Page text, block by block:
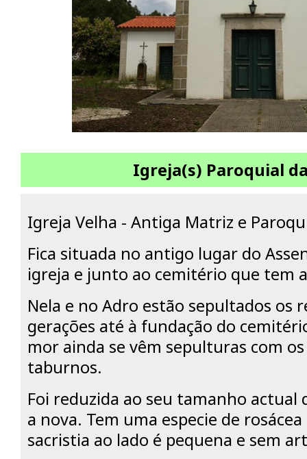
Igreja(s) Paroquial
Igreja Velha - Antiga Matriz e
Fica situada no antigo lugar do
igreja e junto ao cemitério que tem
Nela e no Adro estão sepultados os
gerações até à fundação do
mor ainda se vêm sepulturas com
taburnos.
Foi reduzida ao seu tamanho
a nova. Tem uma especie de
sacristia ao lado é pequena e sem